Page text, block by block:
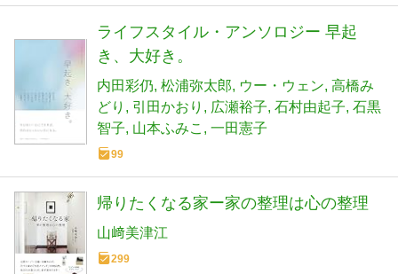
ライフスタイル・アンソロジー 早起
き、大好き。
内田彩仍 松浦弥太郎 ウー・ウェン 高橋み
どり
引田かおり 広瀬裕子 石村由起子 石黒
智子 山本ふみこ 一田憲子
99
帰りたくなる家ー家の整理は心の整理
山﨑美津江
299